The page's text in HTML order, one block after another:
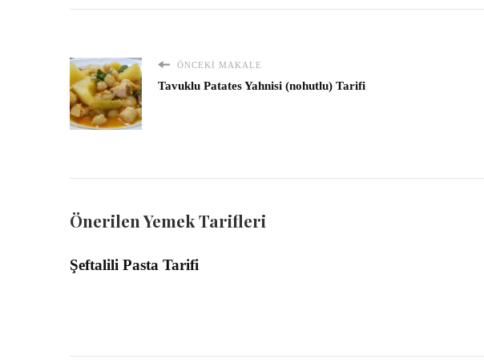
ÖNCEKI MAKALE
Tavuklu Patates Yahnisi (nohutlu) Tarifi
Önerilen Yemek Tarifleri
Şeftalili Pasta Tarifi